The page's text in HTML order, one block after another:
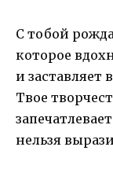
С тобой
которое
и заставляет
Твое
нельзя